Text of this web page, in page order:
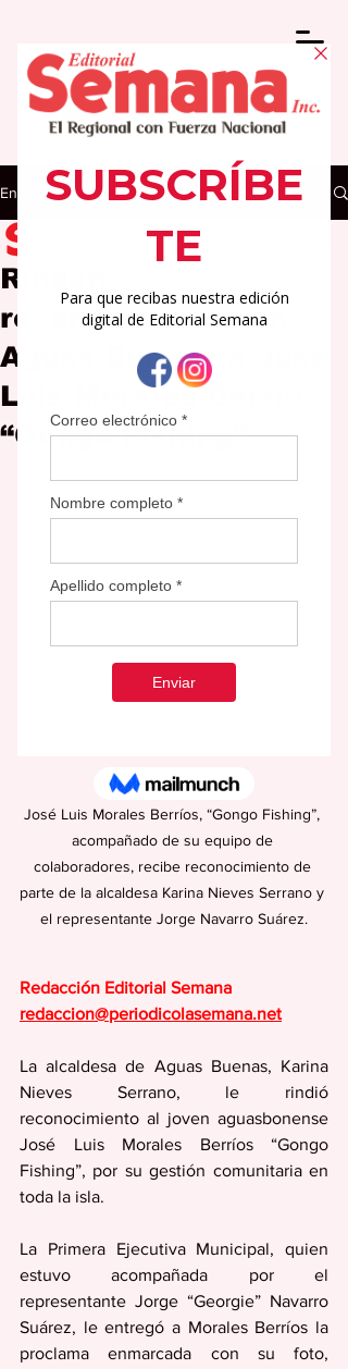
Entrada
Rinden
reconocimiento en
Aguas Buenas a José
Luis Morales Berríos
“Gongo Fishing”
2 min de lectura
José Luis Morales Berríos, “Gongo Fishing”,
acompañado de su equipo de
colaboradores, recibe reconocimiento de
parte de la alcaldesa Karina Nieves Serrano y
el representante Jorge Navarro Suárez.
Redacción Editorial Semana
redaccion@periodicolasemana.net
La alcaldesa de Aguas Buenas, Karina
Nieves Serrano, le rindió
reconocimiento al joven aguasbonense
José Luis Morales Berríos “Gongo
Fishing”, por su gestión comunitaria en
toda la isla.
La Primera Ejecutiva Municipal, quien
estuvo acompañada por el
representante Jorge “Georgie” Navarro
Suárez, le entregó a Morales Berríos la
proclama enmarcada con su foto,